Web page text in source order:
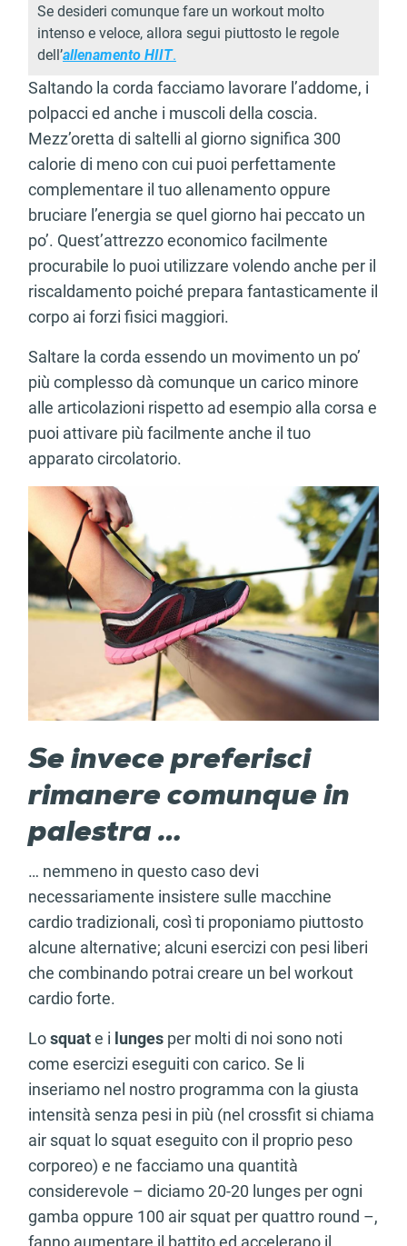
Se desideri comunque fare un workout molto
intenso e veloce, allora segui piuttosto le regole
dell’allenamento HIIT.
Saltando la corda facciamo lavorare l’addome, i
polpacci ed anche i muscoli della coscia.
Mezz’oretta di saltelli al giorno significa 300
calorie di meno con cui puoi perfettamente
complementare il tuo allenamento oppure
bruciare l’energia se quel giorno hai peccato un
po’. Quest’attrezzo economico facilmente
procurabile lo puoi utilizzare volendo anche per il
riscaldamento poiché prepara fantasticamente il
corpo ai forzi fisici maggiori.
Saltare la corda essendo un movimento un po’
più complesso dà comunque un carico minore
alle articolazioni rispetto ad esempio alla corsa e
puoi attivare più facilmente anche il tuo
apparato circolatorio.
Se invece preferisci
rimanere comunque in
palestra …
… nemmeno in questo caso devi
necessariamente insistere sulle macchine
cardio tradizionali, così ti proponiamo piuttosto
alcune alternative; alcuni esercizi con pesi liberi
che combinando potrai creare un bel workout
cardio forte.
Losquate i lunges per molti di noi sono noti
come esercizi eseguiti con carico. Se li
inseriamo nel nostro programma con la giusta
intensità senza pesi in più (nel crossfit si chiama
air squat lo squat eseguito con il proprio peso
corporeo) e ne facciamo una quantità
considerevole – diciamo 20-20 lunges per ogni
gamba oppure 100 air squat per quattro round –,
fanno aumentare il battito ed accelerano il